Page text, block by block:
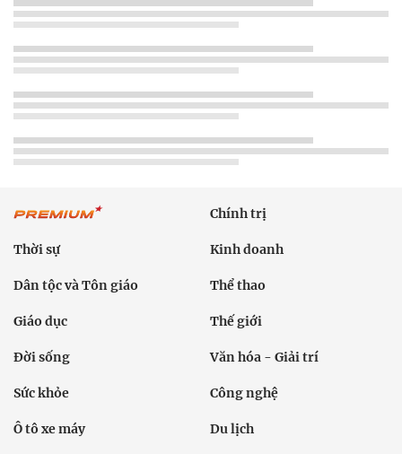
Chính trị
Thời sự Kinh doanh
Dân tộc và Tôn giáo Thể thao
Giáo dục Thế giới
Đời sống Văn hóa - Giải trí
Sức khỏe Công nghệ
Ô tô xe máy Du lịch